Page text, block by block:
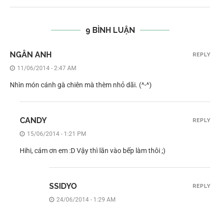
9 BÌNH LUẬN
NGÂN ANH
11/06/2014 - 2:47 AM
Nhìn món cánh gà chiên mà thèm nhỏ dãi. (^-^)
REPLY
CANDY
15/06/2014 - 1:21 PM
Hihi, cám ơn em :D Vậy thì lăn vào bếp làm thôi ;)
REPLY
SSIDYO
24/06/2014 - 1:29 AM
REPLY